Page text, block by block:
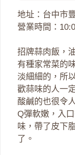
地址：台中市
營業時間：
招牌蒜肉飯，
有種家常菜的
淡細細的，所
歡蒜味的人一
酸鹹的也很令
Q彈軟嫩，入
味，帶了皮下
了。